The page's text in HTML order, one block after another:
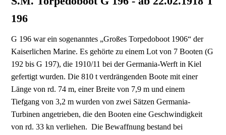
196
G 196 war ein sogenanntes „Großes Torpedoboot 1906“ der
Kaiserlichen Marine. Es gehörte zu einem Lot von 7 Booten (G
192 bis G 197), die 1910/11 bei der Germania-Werft in Kiel
gefertigt wurden. Die 810 t verdrängenden Boote mit einer
Länge von rd. 74 m, einer Breite von 7,9 m und einem
Tiefgang von 3,2 m wurden von zwei Sätzen Germania-
Turbinen angetrieben, die den Booten eine Geschwindigkeit
von rd. 33 kn verliehen. Die Bewaffnung bestand bei